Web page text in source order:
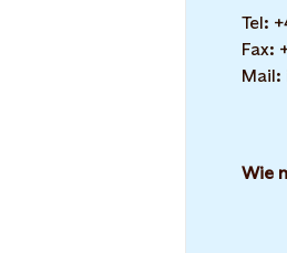
Tel:
Fax:
Wie